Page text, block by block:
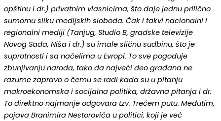
opštinu i dr.) privatnim vlasnicima, što daje jednu prilično
sumornu sliku medijskih sloboda. Čak i takvi nacionalni i
regionalni mediji (Tanjug, Studio B, gradske televizije
Novog Sada, Niša i dr.) su imale sličnu sudbinu, što je
suprotnosti i sa načelima u Evropi. To sve pogoduje
zbunjivanju naroda, tako da najveći deo građana ne
razume zapravo o čemu se radi kada su u pitanju
makroekonomska i socijalna politika, državna pitanja i dr.
To direktno najmanje odgovara tzv. Trećem putu. Međutim,
pojava Branimira Nestorovića u politici, koji je već